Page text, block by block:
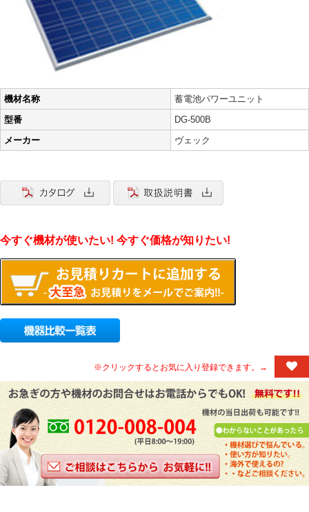
機材名称
蓄電池パワーユニット
型番
DG-500B
メーカー
ヴェック
今すぐ機材が使いたい! 今すぐ価格が知りたい!
※クリックするとお気に入り登録できます。→